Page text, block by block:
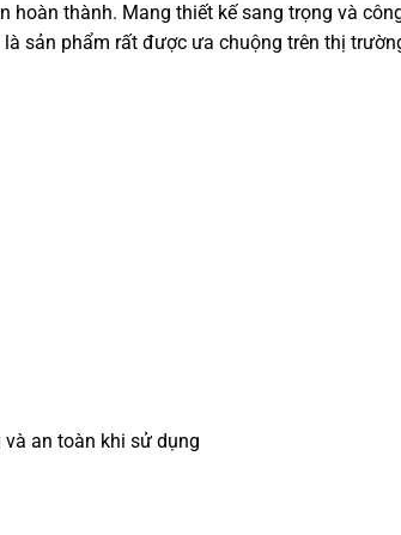
hoàn thành. Mang thiết kế sang trọng và
sản phẩm rất được ưa chuộng trên thị
an toàn khi sử dụng